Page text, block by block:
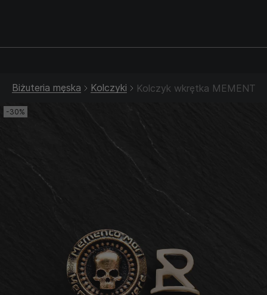
Biżuteria męska Kolczyki Kolczyk wkrętka MEMENTO
-30%